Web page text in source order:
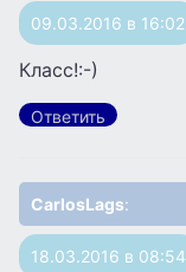
09.03.2016 в 16:02
Класс!:-)
Ответить
CarlosLags:
18.03.2016 в 08:54